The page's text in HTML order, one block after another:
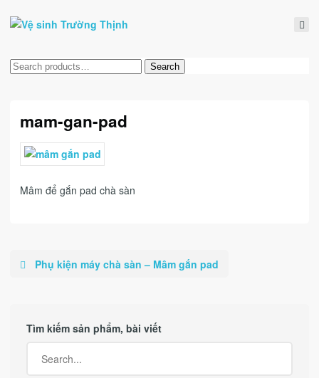
Tìm
Search
mam-gan-pad
Mâm để gắn pad chà sàn
Phụ kiện máy chà sàn – Mâm gắn pad
Tìm kiếm sản phẩm, bài viết